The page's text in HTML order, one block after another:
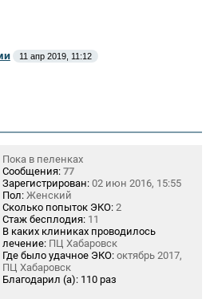
11 апр 2019, 11:12
Пока в пеленках
Сообщения: 77
Зарегистрирован: 02 июн 2016, 15:55
Пол: Женский
Сколько попыток ЭКО: 2
Стаж бесплодия: 11
В каких клиниках проводилось
лечение: ПЦ Хабаровск
Где было удачное ЭКО: октябрь 2017,
ПЦ Хабаровск
Благодарил (а): 110 раз